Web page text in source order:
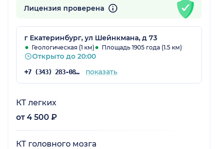
Лицензия проверена
г Екатеринбург, ул Шейнкмана, д 73
Геологическая (1 км) Площадь 1905 года (1.5 км)
Открыто до 20:00
+7 (343) 283-08-08 показать
КТ легких
от 4 500 ₽
КТ головного мозга